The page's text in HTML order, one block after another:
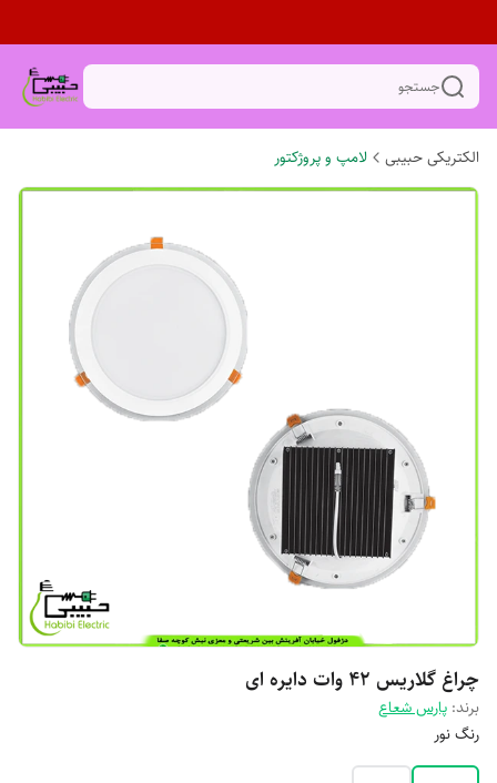
جستجو
الکتریکی حبیبی لامپ و پروژکتور
چراغ گلاریس 42 وات دایره ای
برند: پارس شعاع
رنگ نور